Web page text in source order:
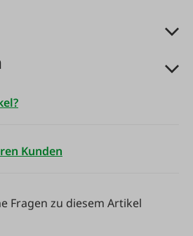
Kunden
Fragen zu diesem Artikel